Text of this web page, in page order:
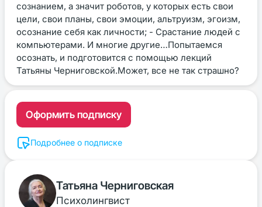
сознанием, а значит роботов, у которых есть свои
цели, свои планы, свои эмоции, альтруизм, эгоизм,
осознание себя как личности; - Срастание людей с
компьютерами. И многие другие…Попытаемся
осознать, и подготовится с помощью лекций
Татьяны Черниговской.Может, все не так страшно?
Оформить подписку
Подробнее о подписке
Татьяна Черниговская
Психолингвист